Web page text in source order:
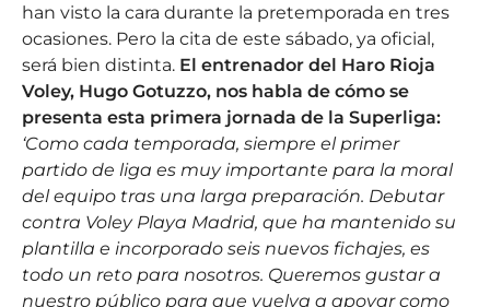
han visto la cara durante la pretemporada en tres
ocasiones. Pero la cita de este sábado, ya oficial,
será bien distinta. El entrenador del Haro Rioja
Voley, Hugo Gotuzzo, nos habla de cómo se
presenta esta primera jornada de la Superliga:
‘Como cada temporada, siempre el primer
partido de liga es muy importante para la moral
del equipo tras una larga preparación. Debutar
contra Voley Playa Madrid, que ha mantenido su
plantilla e incorporado seis nuevos fichajes, es
todo un reto para nosotros. Queremos gustar a
nuestro público para que vuelva a apoyar como